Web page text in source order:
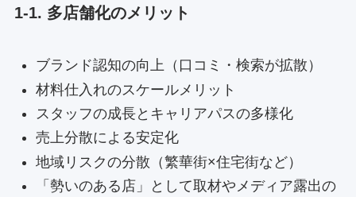
1-1. 多店舗化のメリット
ブランド認知の向上（口コミ・検索が拡散）
材料仕入れのスケールメリット
スタッフの成長とキャリアパスの多様化
売上分散による安定化
地域リスクの分散（繁華街×住宅街など）
「勢いのある店」として取材やメディア露出の